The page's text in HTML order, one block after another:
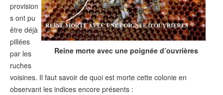
Reine morte avec une poignée d’ouvrières
provision
s ont pu
être déjà
pillées
par les
ruches
voisines. Il faut savoir de quoi est morte cette colonie en
observant les indices encore présents :